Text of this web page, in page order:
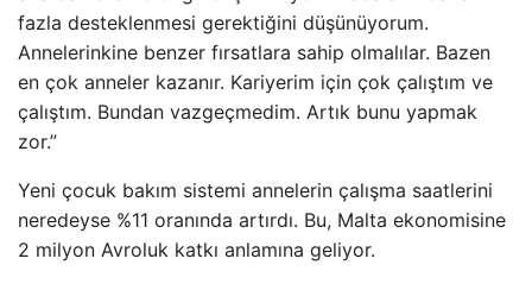
fazla desteklenmesi gerektiğini düşünüyorum.
Annelerinkine benzer fırsatlara sahip olmalılar. Bazen
en çok anneler kazanır. Kariyerim için çok çalıştım ve
çalıştım. Bundan vazgeçmedim. Artık bunu yapmak
zor.”
Yeni çocuk bakım sistemi annelerin çalışma saatlerini
neredeyse %11 oranında artırdı. Bu, Malta ekonomisine
2 milyon Avroluk katkı anlamına geliyor.